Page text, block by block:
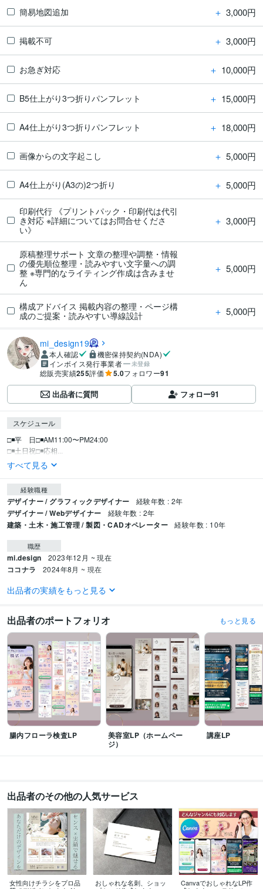
簡易地図追加 ＋ 3,000円
掲載不可 ＋ 3,000円
お急ぎ対応 ＋ 10,000円
B5仕上がり3つ折りパンフレット ＋ 15,000円
A4仕上がり3つ折りパンフレット ＋ 18,000円
画像からの文字起こし ＋ 5,000円
A4仕上がり(A3の)2つ折り ＋ 5,000円
印刷代行 《プリントパック・印刷代は代引
き対応 ※詳細についてはお問合せくださ
い》
＋ 3,000円
原稿整理サポート 文章の整理や調整・情報
の優先順位整理・読みやすい文字量への調
整 ※専門的なライティング作成は含みませ
ん
＋ 5,000円
構成アドバイス 掲載内容の整理・ページ構
成のご提案・読みやすい導線設計
＋ 5,000円
mi_design19
本人確認
機密保持契約(NDA)
インボイス発行事業者
未登録
総販売実績255評価 5.0フォロワー91
出品者に質問 フォロー91
スケジュール
□◾️平　日□◾️AM11:00〜PM24:00
□◾️土日祝□◾️応相...
すべて見る
経験職種
デザイナー / グラフィックデザイナー 経験年数 : 2年
デザイナー / Webデザイナー 経験年数 : 2年
建築・土木・施工管理 / 製図・CADオペレーター 経験年数 : 10年
職歴
mi.design 2023年12月 ~ 現在
ココナラ 2024年8月 ~ 現在
受賞歴
ジデザイン部門優秀賞受賞
ココナラ　プラチナランク獲得
ココナラ　総販売実績100件達成
ココナ
ラ　総販売実績200件達成
ココナラ 「バナー・ヘッダー制作」カテゴリラ
ンキング1位獲得
資格・検定
カラーコーディネーター 取得年 : 2000年
ビジネス・クリエイティブツール
Excel:10年Word:10年 Adobe Photoshop:3年Adobe Illustrator:3年
Canva:4年AutoCAD:10年
デザイン制作 チラシ パンフレット
美容・講座販売
出品者の実績をもっと見る
出品者のポートフォリオ もっと見る
腸内フローラ検査LP
美容室LP（ホームペー
ジ）
講座LP
出品者のその他の人気サービス
女性向けチラシをプロ品
おしゃれな名刺、ショッ
CanvaでおしゃれなLP作